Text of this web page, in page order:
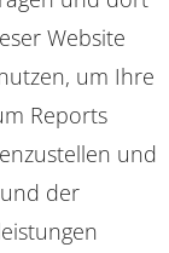
Website
um Ihre
Reports
und
der